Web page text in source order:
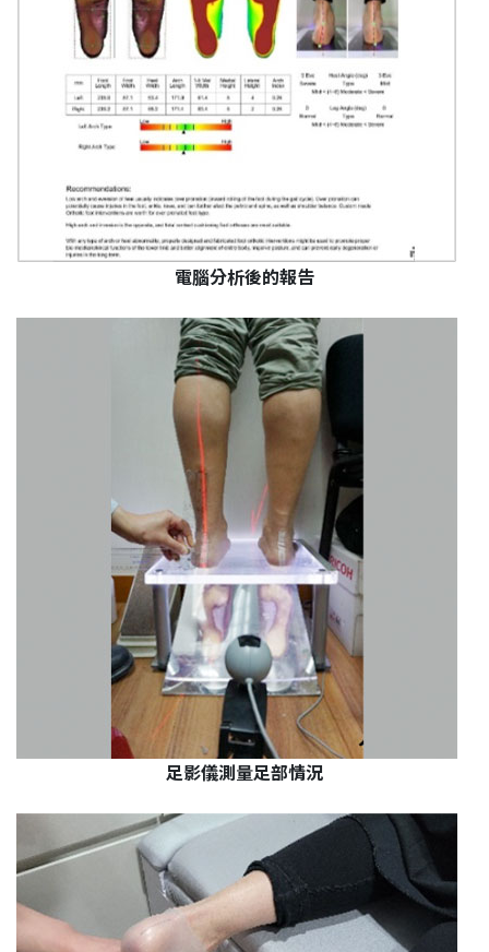
電腦分析後的報告
足影儀測量足部情況